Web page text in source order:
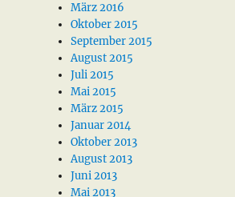
März 2016
Oktober 2015
September 2015
August 2015
Juli 2015
Mai 2015
März 2015
Januar 2014
Oktober 2013
August 2013
Juni 2013
Mai 2013